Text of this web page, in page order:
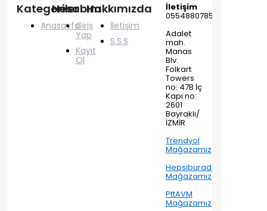
Kategoriler
Anasayfa
Hesabım
Giriş
Yap
Kayıt
Ol
Hakkımızda
İletişim
S.S.S
İletişim
05548807858
Adalet
mah.
Manas
Blv.
Folkart
Towers
no: 47B İç
Kapı no:
2601
Bayraklı/
İZMİR
Trendyol
Mağazamız
Hepsiburada
Mağazamız
PttAVM
Mağazamız